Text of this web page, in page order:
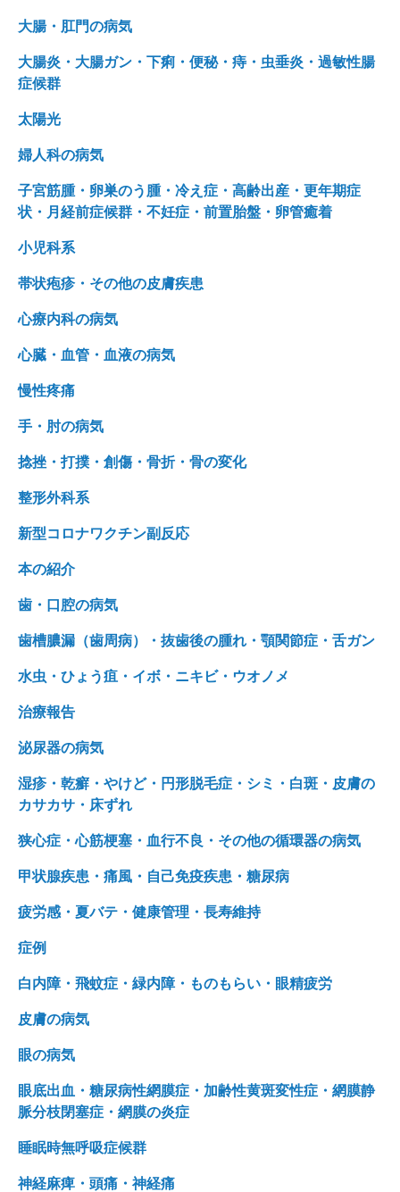
大腸・肛門の病気
大腸炎・大腸ガン・下痢・便秘・痔・虫垂炎・過敏性腸
症候群
太陽光
婦人科の病気
子宮筋腫・卵巣のう腫・冷え症・高齢出産・更年期症
状・月経前症候群・不妊症・前置胎盤・卵管癒着
小児科系
帯状疱疹・その他の皮膚疾患
心療内科の病気
心臓・血管・血液の病気
慢性疼痛
手・肘の病気
捻挫・打撲・創傷・骨折・骨の変化
整形外科系
新型コロナワクチン副反応
本の紹介
歯・口腔の病気
歯槽膿漏（歯周病）・抜歯後の腫れ・顎関節症・舌ガン
水虫・ひょう疽・イボ・ニキビ・ウオノメ
治療報告
泌尿器の病気
湿疹・乾癬・やけど・円形脱毛症・シミ・白斑・皮膚の
カサカサ・床ずれ
狭心症・心筋梗塞・血行不良・その他の循環器の病気
甲状腺疾患・痛風・自己免疫疾患・糖尿病
疲労感・夏バテ・健康管理・長寿維持
症例
白内障・飛蚊症・緑内障・ものもらい・眼精疲労
皮膚の病気
眼の病気
眼底出血・糖尿病性網膜症・加齢性黄斑変性症・網膜静
脈分枝閉塞症・網膜の炎症
睡眠時無呼吸症候群
神経麻痺・頭痛・神経痛